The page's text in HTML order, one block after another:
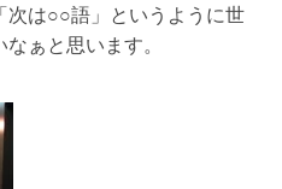
次は○○語」というように世
ぁと思います。